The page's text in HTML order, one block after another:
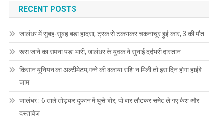
RECENT POSTS
जालंधर में सुबह-सुबह बड़ा हादसा, ट्रक से टकराकर चकनाचूर हुई कार, 3 की मौत
रूस जाने का सपना पड़ा भारी, जालंधर के युवक ने सुनाई दर्दभरी दास्तान
किसान यूनियन का अल्टीमेटम,गन्ने की बकाया राशि न मिली तो इस दिन होगा हाईवे
जाम
जालंधर : 6 ताले तोड़कर दुकान में घुसे चोर, दो बार लौटकर समेट ले गए कैश और
दस्तावेज